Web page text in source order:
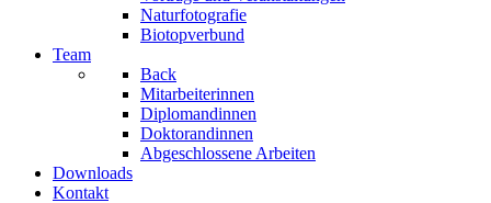
Naturfotografie
Biotopverbund
Team
Back
Mitarbeiterinnen
Diplomandinnen
Doktorandinnen
Abgeschlossene Arbeiten
Downloads
Kontakt